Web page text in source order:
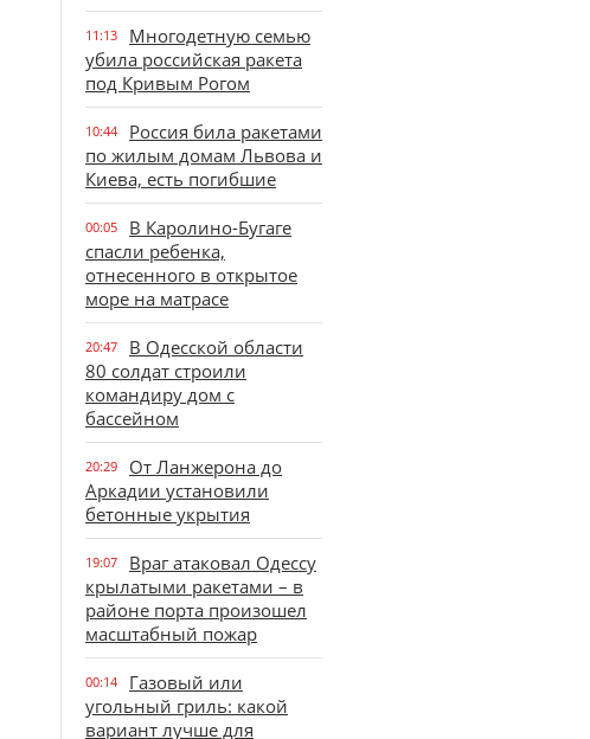
11:13
Многодетную семью
убила российская ракета
под Кривым Рогом
10:44
Россия била ракетами
по жилым домам Львова и
Киева, есть погибшие
00:05
В Каролино-Бугаге
спасли ребенка,
отнесенного в открытое
море на матрасе
20:47
В Одесской области
80 солдат строили
командиру дом с
бассейном
20:29
От Ланжерона до
Аркадии установили
бетонные укрытия
19:07
Враг атаковал Одессу
крылатыми ракетами – в
районе порта произошел
масштабный пожар
00:14
Газовый или
угольный гриль: какой
вариант лучше для